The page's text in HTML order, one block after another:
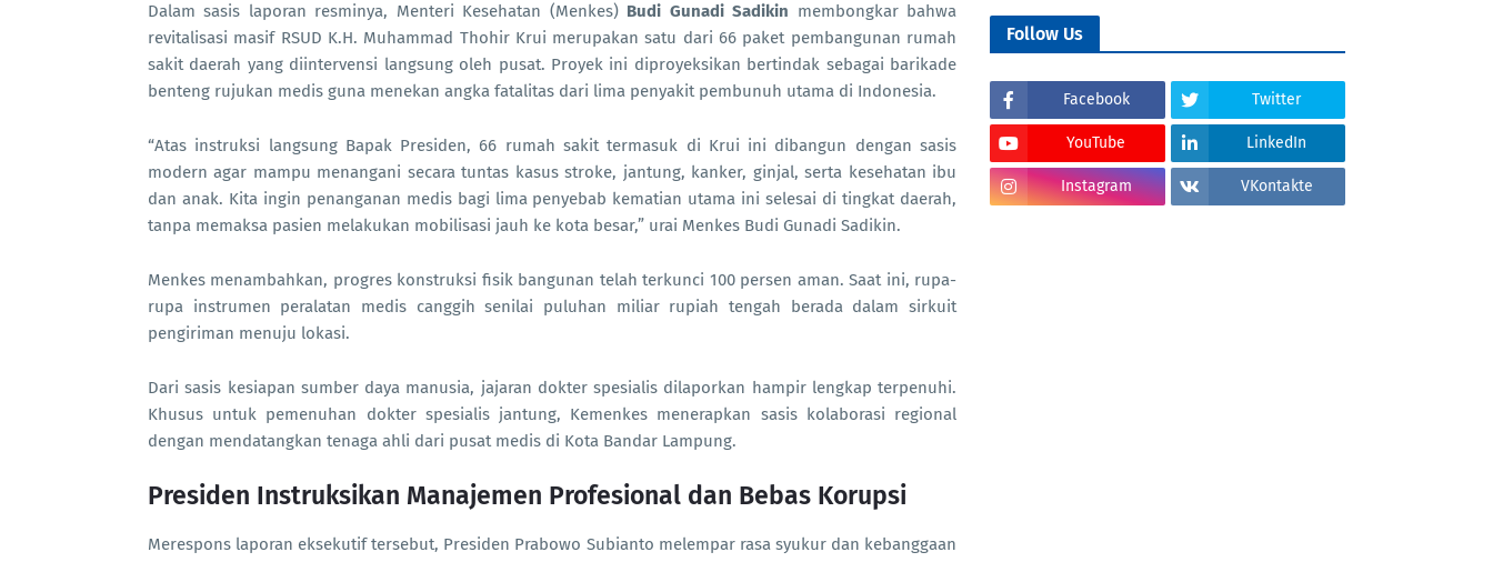
Dalam sasis laporan resminya, Menteri Kesehatan (Menkes) Budi Gunadi Sadikin membongkar bahwa
revitalisasi masif RSUD K.H. Muhammad Thohir Krui merupakan satu dari 66 paket pembangunan rumah
sakit daerah yang diintervensi langsung oleh pusat. Proyek ini diproyeksikan bertindak sebagai barikade
benteng rujukan medis guna menekan angka fatalitas dari lima penyakit pembunuh utama di Indonesia.
“Atas instruksi langsung Bapak Presiden, 66 rumah sakit termasuk di Krui ini dibangun dengan sasis
modern agar mampu menangani secara tuntas kasus stroke, jantung, kanker, ginjal, serta kesehatan ibu
dan anak. Kita ingin penanganan medis bagi lima penyebab kematian utama ini selesai di tingkat daerah,
tanpa memaksa pasien melakukan mobilisasi jauh ke kota besar,” urai Menkes Budi Gunadi Sadikin.
Menkes menambahkan, progres konstruksi fisik bangunan telah terkunci 100 persen aman. Saat ini, rupa-
rupa instrumen peralatan medis canggih senilai puluhan miliar rupiah tengah berada dalam sirkuit
pengiriman menuju lokasi.
Dari sasis kesiapan sumber daya manusia, jajaran dokter spesialis dilaporkan hampir lengkap terpenuhi.
Khusus untuk pemenuhan dokter spesialis jantung, Kemenkes menerapkan sasis kolaborasi regional
dengan mendatangkan tenaga ahli dari pusat medis di Kota Bandar Lampung.
Presiden Instruksikan Manajemen Profesional dan Bebas Korupsi
Merespons laporan eksekutif tersebut, Presiden Prabowo Subianto melempar rasa syukur dan kebanggaan
Follow Us
Facebook Twitter
YouTube LinkedIn
Instagram VKontakte